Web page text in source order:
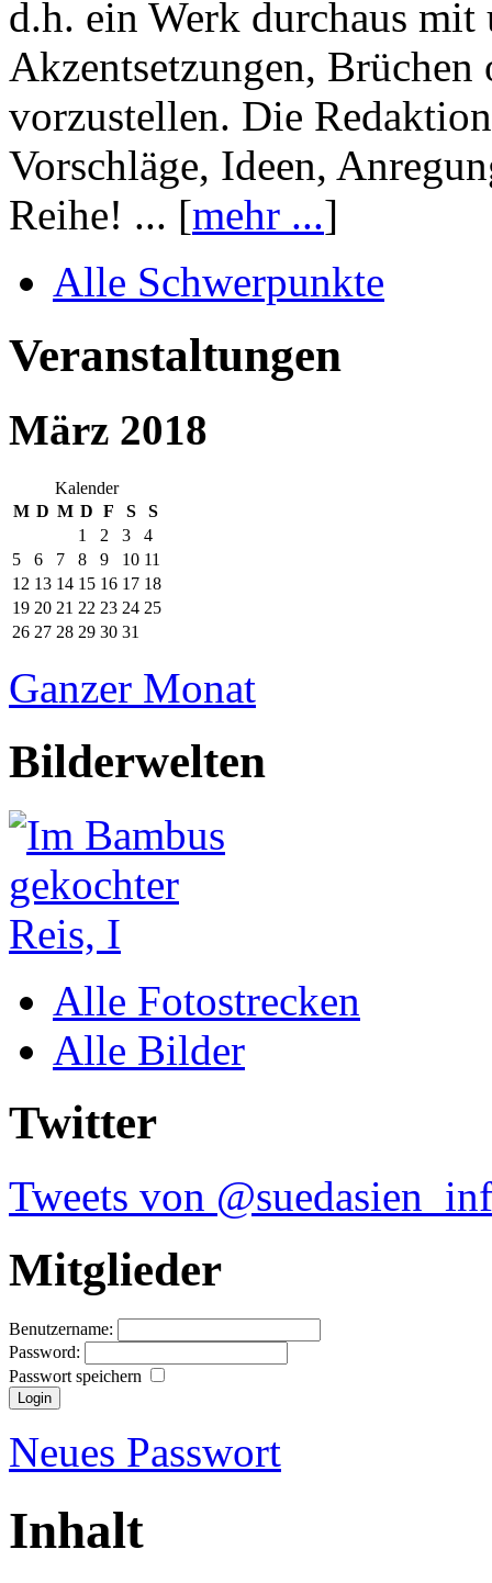
d.h. ein Werk durchaus mit
Akzentsetzungen, Brüchen
vorzustellen. Die
Vorschläge, Ideen,
Reihe! ... [mehr ...]
Alle Schwerpunkte
Veranstaltungen
März 2018
Kalender
M D M D F S
S
1
2 3
4
5
6 7 8 9 10 11
12 13 14 15 16 17 18
19 20 21 22 23 24 25
26 27 28 29 30 31
Ganzer Monat
Bilderwelten
Alle Fotostrecken
Alle Bilder
Twitter
Tweets von
Mitglieder
Benutzername:
Password:
Passwort speichern
Neues Passwort
Inhalt